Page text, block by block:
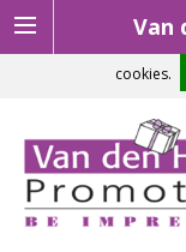
Van
Om onze website
cookies.